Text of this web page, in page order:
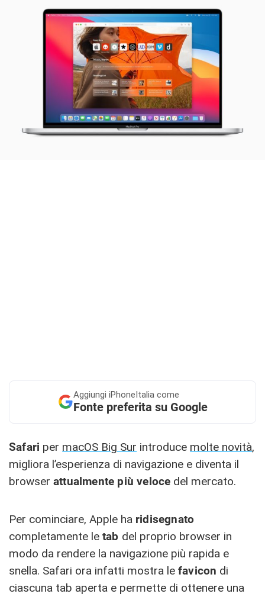
Aggiungi iPhoneItalia come
Fonte preferita su Google
Safari per macOS Big Sur introduce molte novità,
migliora l’esperienza di navigazione e diventa il
browser attualmente più veloce del mercato.
Per cominciare, Apple ha ridisegnato
completamente le tab del proprio browser in
modo da rendere la navigazione più rapida e
snella. Safari ora infatti mostra le favicon di
ciascuna tab aperta e permette di ottenere una